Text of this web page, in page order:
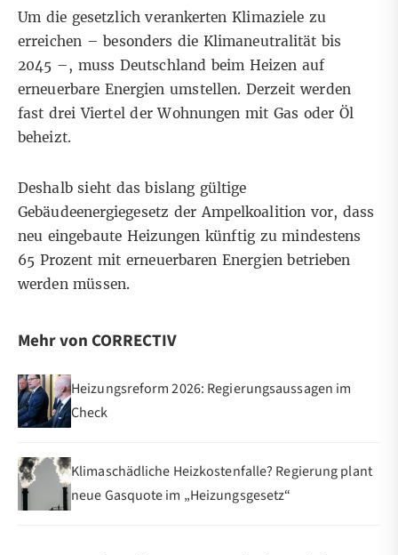
Um die gesetzlich verankerten Klimaziele zu
erreichen – besonders die Klimaneutralität bis
2045 –, muss Deutschland beim Heizen auf
erneuerbare Energien umstellen. Derzeit werden
fast drei Viertel der Wohnungen mit Gas oder Öl
beheizt.
Deshalb sieht das bislang gültige
Gebäudeenergiegesetz der Ampelkoalition vor, dass
neu eingebaute Heizungen künftig zu mindestens
65 Prozent mit erneuerbaren Energien betrieben
werden müssen.
Mehr von CORRECTIV
Heizungsreform 2026: Regierungsaussagen im
Check
Klimaschädliche Heizkostenfalle? Regierung plant
neue Gasquote im „Heizungsgesetz“